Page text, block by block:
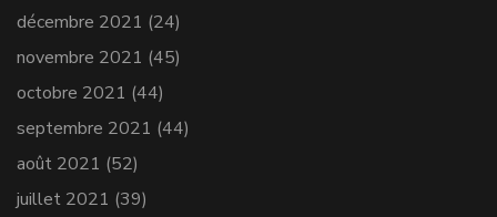
décembre 2021 (24)
novembre 2021 (45)
octobre 2021 (44)
septembre 2021 (44)
août 2021 (52)
juillet 2021 (39)